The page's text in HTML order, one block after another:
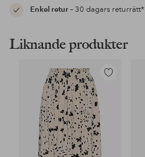
Enkel retur– 30 dagars returrätt*
Liknande produkter
Lägg